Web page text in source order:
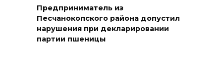
Приемная кампания в
медколледже
07 августа 2026 12:25
Предприниматель из
Песчанокопского района допустил
нарушения при декларировании
партии пшеницы